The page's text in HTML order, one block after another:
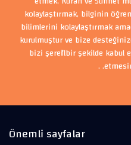
kolaylaştırmak, bilginin
bilimlerini kolaylaştırmak
kurulmuştur ve bize
bizi şerefli bir şekilde
Önemli sayfalar